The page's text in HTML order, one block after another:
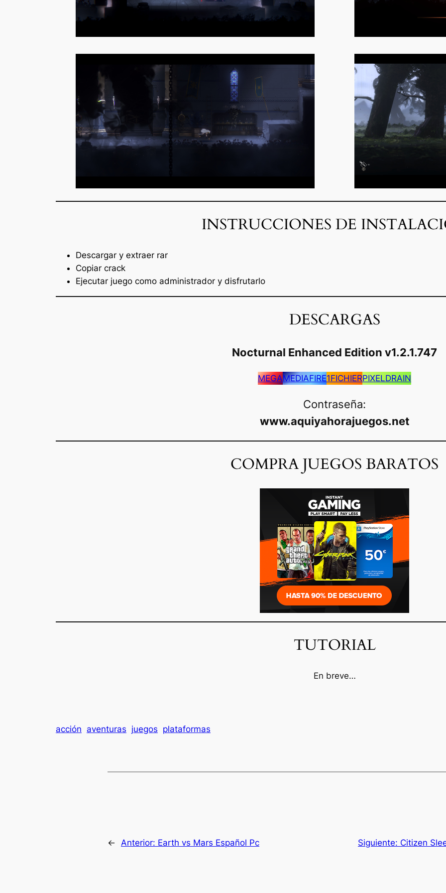
INSTRUCCIONES DE
Descargar y extraer rar
Copiar crack
Ejecutar juego como administrador y disfrutarlo
DESCARGAS
Nocturnal Enhanced Edition v1.2.1.747
MEGAMEDIAFIRE1FICHIERPIXELDRAIN
Contraseña:
www.aquiyahorajuegos.net
COMPRA JUEGOS BARATOS
TUTORIAL
En breve…
acción aventuras juegos plataformas
← Anterior: Earth vs Mars Español Pc Siguiente: Citizen